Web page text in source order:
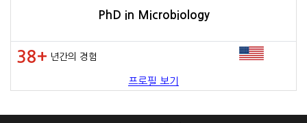
PhD in Microbiology
38+ 년간의 경험
프로필 보기